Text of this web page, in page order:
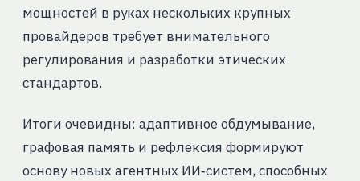
мощностей в руках нескольких крупных
провайдеров требует внимательного
регулирования и разработки этических
стандартов.
Итоги очевидны: адаптивное обдумывание,
графовая память и рефлексия формируют
основу новых агентных ИИ‑систем, способных